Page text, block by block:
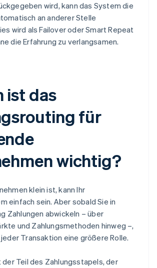
wird, kann das System die
an anderer Stelle
wird als Failover oder Smart Repeat
die Erfahrung zu verlangsamen.
ist das
für
wichtig?
klein ist, kann Ihr
einfach sein. Aber sobald Sie in
Zahlungen abwickeln – über
und Zahlungsmethoden hinweg –,
Transaktion eine größere Rolle.
der Teil des Zahlungsstapels, der